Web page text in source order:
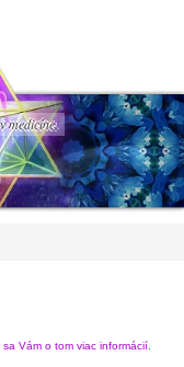
medicíne.
Vám o tom viac informácií.